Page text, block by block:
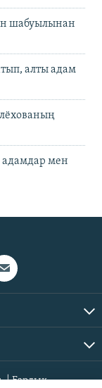
шабуылынан
алты адам
адамдар мен
| Барлық